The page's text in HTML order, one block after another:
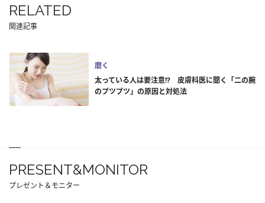
RELATED
関連記事
磨く
太っている人は要注意!? 皮膚科医に聞く「二の腕
のプツプツ」の原因と対処法
PRESENT&MONITOR
プレゼント＆モニター